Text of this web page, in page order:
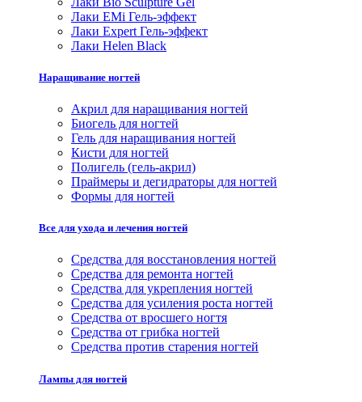
Лаки EMi Гель-эффект
Лаки Expert Гель-эффект
Лаки Helen Black
Наращивание ногтей
Акрил для наращивания ногтей
Биогель для ногтей
Гель для наращивания ногтей
Кисти для ногтей
Полигель (гель-акрил)
Праймеры и дегидраторы для ногтей
Формы для ногтей
Все для ухода и лечения ногтей
Средства для восстановления ногтей
Средства для ремонта ногтей
Средства для укрепления ногтей
Средства для усиления роста ногтей
Средства от вросшего ногтя
Средства от грибка ногтей
Средства против старения ногтей
Лампы для ногтей